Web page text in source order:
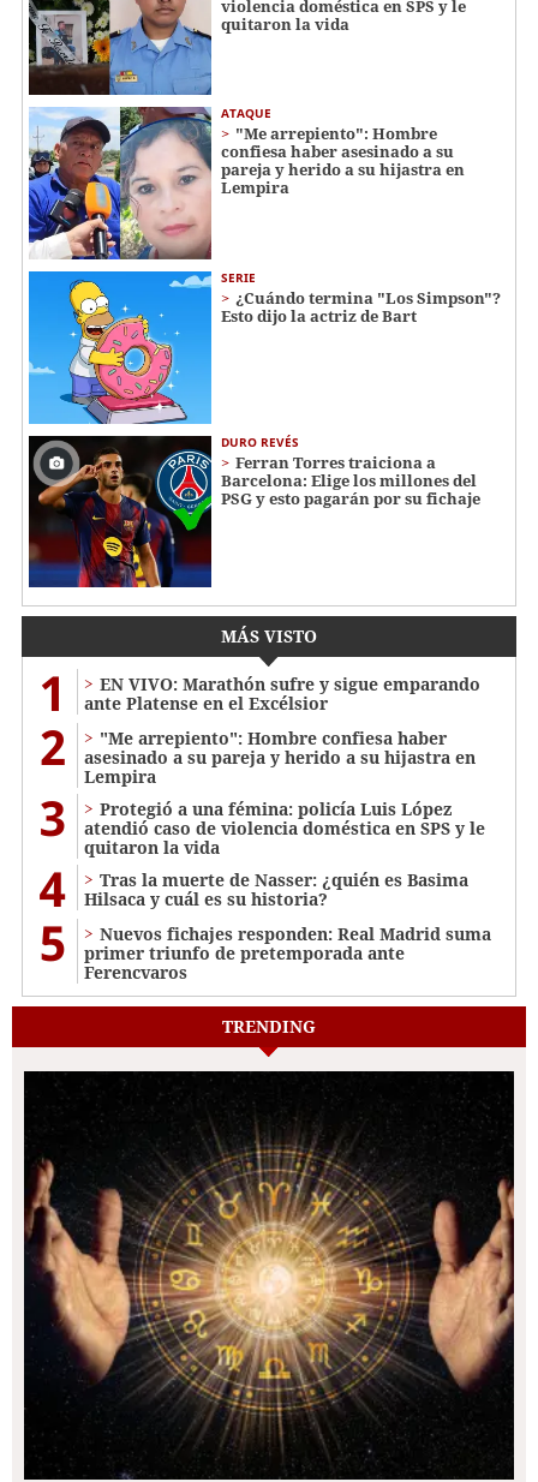
violencia doméstica en SPS y le
quitaron la vida
ATAQUE
"Me arrepiento": Hombre
confiesa haber asesinado a su
pareja y herido a su hijastra en
Lempira
SERIE
¿Cuándo termina "Los Simpson"?
Esto dijo la actriz de Bart
DURO REVÉS
Ferran Torres traiciona a
Barcelona: Elige los millones del
PSG y esto pagarán por su fichaje
MÁS VISTO
1
EN VIVO: Marathón sufre y sigue emparando
ante Platense en el Excélsior
2
"Me arrepiento": Hombre confiesa haber
asesinado a su pareja y herido a su hijastra en
Lempira
3
Protegió a una fémina: policía Luis López
atendió caso de violencia doméstica en SPS y le
quitaron la vida
4
Tras la muerte de Nasser: ¿quién es Basima
Hilsaca y cuál es su historia?
5
Nuevos fichajes responden: Real Madrid suma
primer triunfo de pretemporada ante
Ferencvaros
TRENDING